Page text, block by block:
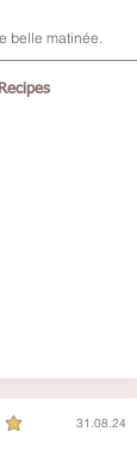
belle matinée.
31.08.24